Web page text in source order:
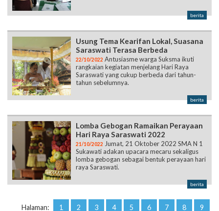
berita
Usung Tema Kearifan Lokal, Suasana
Saraswati Terasa Berbeda
22/10/2022 Antusiasme warga Suksma ikuti
rangkaian kegiatan menjelang Hari Raya
Saraswati yang cukup berbeda dari tahun-
tahun sebelumnya.
berita
Lomba Gebogan Ramaikan Perayaan
Hari Raya Saraswati 2022
21/10/2022 Jumat, 21 Oktober 2022 SMA N 1
Sukawati adakan upacara mecaru sekaligus
lomba gebogan sebagai bentuk perayaan hari
raya Saraswati.
berita
Halaman: 1 2 3 4 5 6 7 8 9